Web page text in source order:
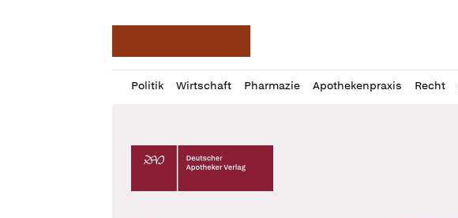
Politik Wirtschaft Pharmazie Apothekenpraxis Recht
Profil
öffnen
Daz
Pur
Deutscher Apotheker Verlag Logo